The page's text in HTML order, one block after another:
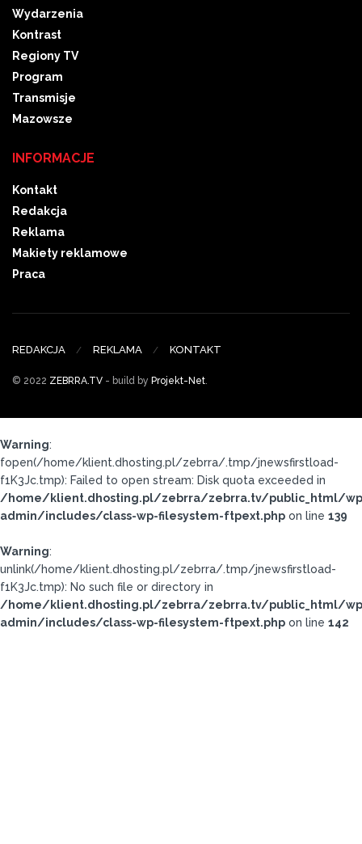
Wydarzenia
Kontrast
Regiony TV
Program
Transmisje
Mazowsze
INFORMACJE
Kontakt
Redakcja
Reklama
Makiety reklamowe
Praca
REDAKCJA REKLAMA KONTAKT
© 2022 ZEBRRA.TV - build by Projekt-Net.
Warning:
fopen(/home/klient.dhosting.pl/zebrra/.tmp/jnewsfirstload-
f1K3Jc.tmp): Failed to open stream: Disk quota exceeded in
/home/klient.dhosting.pl/zebrra/zebrra.tv/public_html/
admin/includes/class-wp-filesystem-ftpext.php on line 139
Warning:
unlink(/home/klient.dhosting.pl/zebrra/.tmp/jnewsfirstload-
f1K3Jc.tmp): No such file or directory in
/home/klient.dhosting.pl/zebrra/zebrra.tv/public_html/
admin/includes/class-wp-filesystem-ftpext.php on line 142